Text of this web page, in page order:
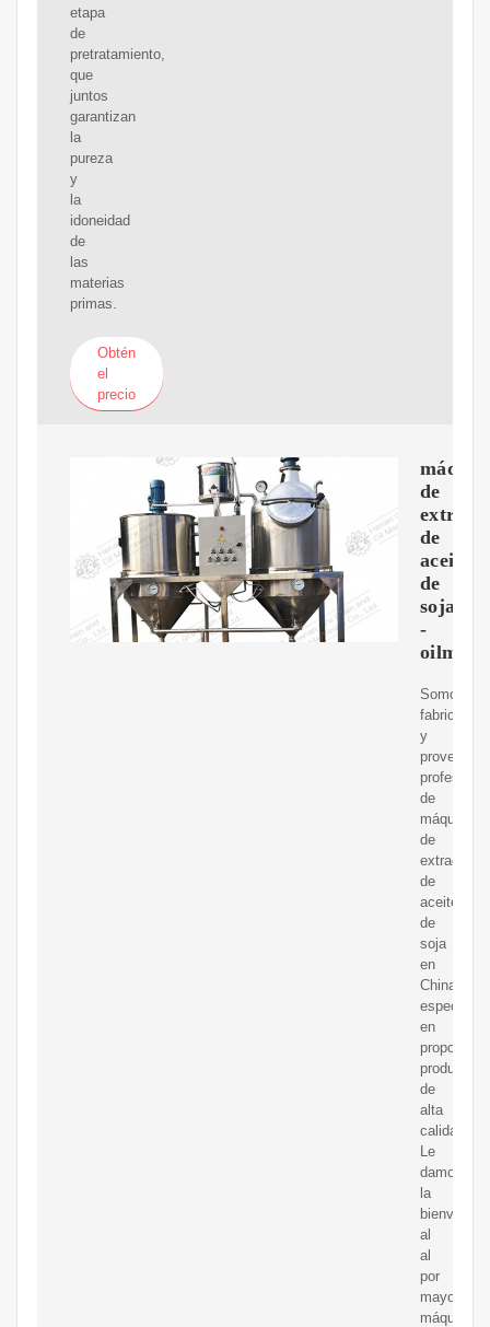
etapa
de
pretratamiento,
que
juntos
garantizan
la
pureza
y
la
idoneidad
de
las
materias
primas.
Obtén
el
precio
de
de
aceite
de
soja
-
Somos
fabricantes
y
de
máquinas
de
extracción
de
aceite
de
soja
en
China,
en
productos
de
alta
calidad.
Le
damos
la
bienvenida
al
al
por
mayor
máquina